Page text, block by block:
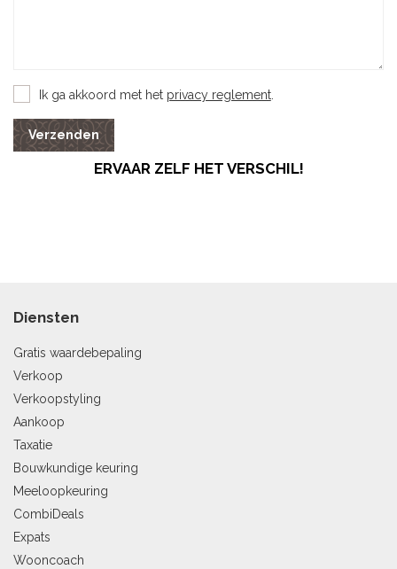
Ik ga akkoord met het privacy reglement.
Verzenden
ERVAAR ZELF HET VERSCHIL!
Diensten
Gratis waardebepaling
Verkoop
Verkoopstyling
Aankoop
Taxatie
Bouwkundige keuring
Meeloopkeuring
CombiDeals
Expats
Wooncoach